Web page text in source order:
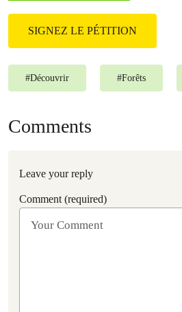
SIGNEZ LE PÉTITION
#Découvrir #Forêts
Comments
Leave your reply
Comment (required)